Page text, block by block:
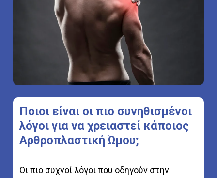
Ποιοι είναι οι πιο συνηθισμένοι
λόγοι για να χρειαστεί κάποιος
Αρθροπλαστική Ώμου;
Οι πιο συχνοί λόγοι που οδηγούν στην